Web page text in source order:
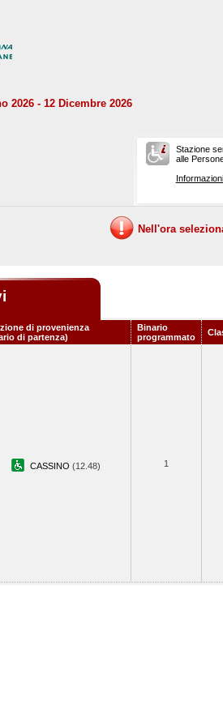
2026 - 12 Dicembre 2026
Stazione
alle
Nell'ora
di provenienza
di partenza)
Binario
programmato
CASSINO (12.48) 1